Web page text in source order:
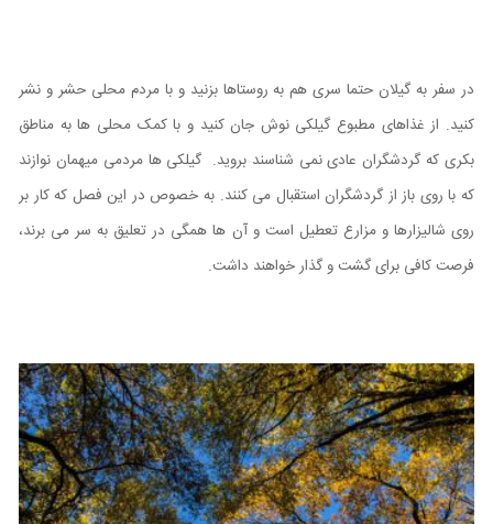
در سفر به گیلان حتما سری هم به روستاها بزنید و با مردم محلی حشر و نشر
کنید. از غذاهای مطبوع گیلکی نوش جان کنید و با کمک محلی ها به مناطق
بکری که گردشگران عادی نمی شناسند بروید. گیلکی ها مردمی میهمان نوازند
که با روی باز از گردشگران استقبال می کنند. به خصوص در این فصل که کار بر
روی شالیزارها و مزارع تعطیل است و آن ها همگی در تعلیق به سر می برند،
فرصت کافی برای گشت و گذار خواهند داشت.